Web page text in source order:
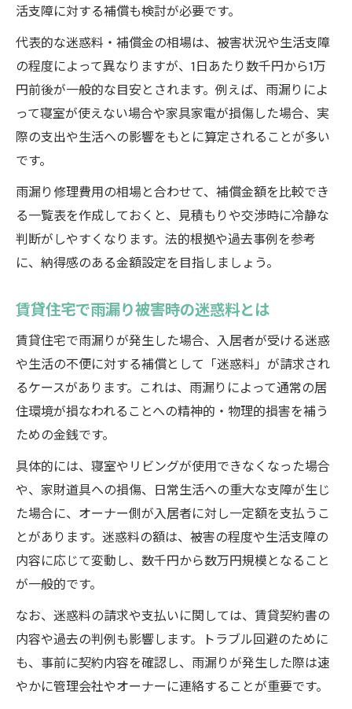
活支障に対する補償も検討が必要です。
代表的な迷惑料・補償金の相場は、被害状況や生活支障
の程度によって異なりますが、1日あたり数千円から1万
円前後が一般的な目安とされます。例えば、雨漏りによ
って寝室が使えない場合や家具家電が損傷した場合、実
際の支出や生活への影響をもとに算定されることが多い
です。
雨漏り修理費用の相場と合わせて、補償金額を比較でき
る一覧表を作成しておくと、見積もりや交渉時に冷静な
判断がしやすくなります。法的根拠や過去事例を参考
に、納得感のある金額設定を目指しましょう。
賃貸住宅で雨漏り被害時の迷惑料とは
賃貸住宅で雨漏りが発生した場合、入居者が受ける迷惑
や生活の不便に対する補償として「迷惑料」が請求され
るケースがあります。これは、雨漏りによって通常の居
住環境が損なわれることへの精神的・物理的損害を補う
ための金銭です。
具体的には、寝室やリビングが使用できなくなった場合
や、家財道具への損傷、日常生活への重大な支障が生じ
た場合に、オーナー側が入居者に対し一定額を支払うこ
とがあります。迷惑料の額は、被害の程度や生活支障の
内容に応じて変動し、数千円から数万円規模となること
が一般的です。
なお、迷惑料の請求や支払いに関しては、賃貸契約書の
内容や過去の判例も影響します。トラブル回避のために
も、事前に契約内容を確認し、雨漏りが発生した際は速
やかに管理会社やオーナーに連絡することが重要です。